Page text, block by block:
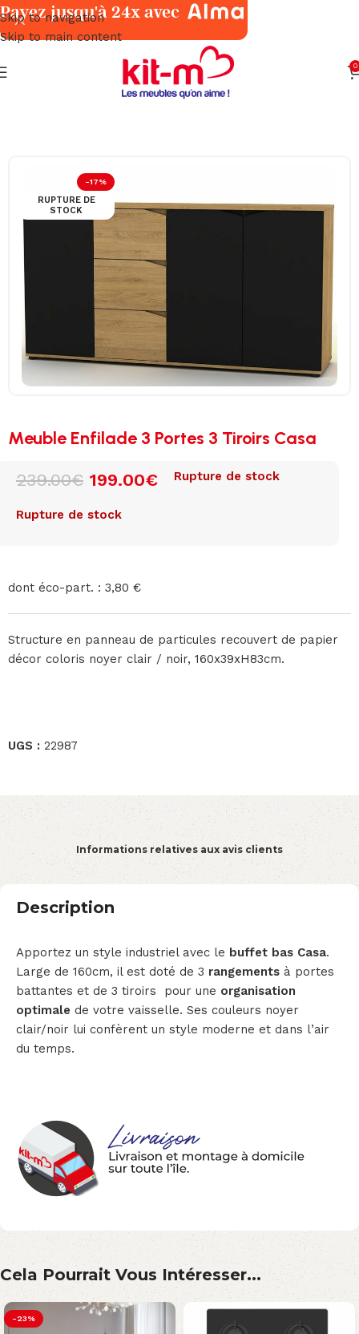
Skip to navigation
Skip to main content
0
Salles à Manger Meubles
-17%
RUPTURE DE
STOCK
Meuble Enfilade 3 Portes 3 Tiroirs Casa
239.00€ 199.00€ Rupture de stock
Rupture de stock
dont éco-part. : 3,80 €
Structure en panneau de particules recouvert de papier
décor coloris noyer clair / noir, 160x39xH83cm.
UGS : 22987
Informations relatives aux avis clients
Description
Apportez un style industriel avec le buffet bas Casa.
Large de 160cm, il est doté de 3 rangements à portes
battantes et de 3 tiroirs pour une organisation
optimale de votre vaisselle. Ses couleurs noyer
clair/noir lui confèrent un style moderne et dans l’air
du temps.
Cela Pourrait Vous Intéresser...
-23%
Payez jusqu'à 24x avec